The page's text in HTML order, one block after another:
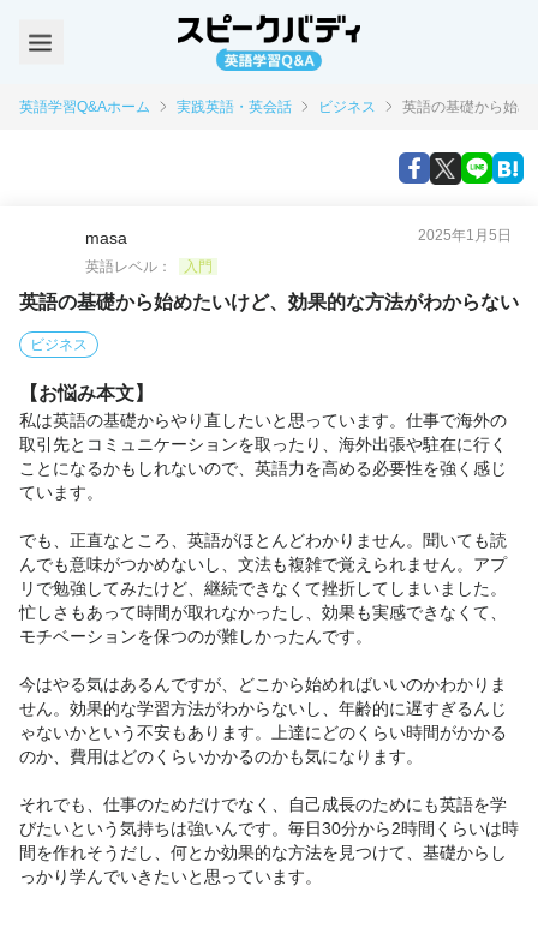
英語学習Q&Aホーム 実践英語・英会話 ビジネス 英語の基礎から始め
masa
2025年1月5日
英語レベル：
入門
英語の基礎から始めたいけど、効果的な方法がわからない
ビジネス
【お悩み本文】
私は英語の基礎からやり直したいと思っています。仕事で海外の
取引先とコミュニケーションを取ったり、海外出張や駐在に行く
ことになるかもしれないので、英語力を高める必要性を強く感じ
ています。
でも、正直なところ、英語がほとんどわかりません。聞いても読
んでも意味がつかめないし、文法も複雑で覚えられません。アプ
リで勉強してみたけど、継続できなくて挫折してしまいました。
忙しさもあって時間が取れなかったし、効果も実感できなくて、
モチベーションを保つのが難しかったんです。
今はやる気はあるんですが、どこから始めればいいのかわかりま
せん。効果的な学習方法がわからないし、年齢的に遅すぎるんじ
ゃないかという不安もあります。上達にどのくらい時間がかかる
のか、費用はどのくらいかかるのかも気になります。
それでも、仕事のためだけでなく、自己成長のためにも英語を学
びたいという気持ちは強いんです。毎日30分から2時間くらいは時
間を作れそうだし、何とか効果的な方法を見つけて、基礎からし
っかり学んでいきたいと思っています。